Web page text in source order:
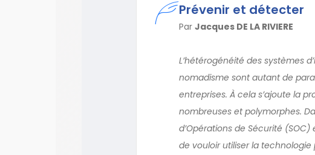
Prévenir et détecter
Par Jacques DE LA RIVIERE
L’hétérogénéité des systèmes
nomadisme sont autant de
entreprises. À cela s’ajoute la
nombreuses et polymorphes.
d’Opérations de Sécurité
de vouloir utiliser la